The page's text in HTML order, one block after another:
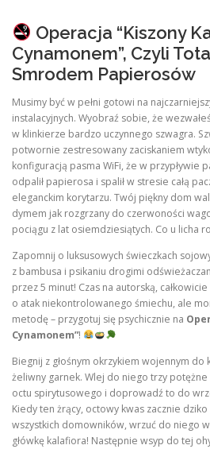
Operacja “Kiszony
Cynamonem”, Czyli
Smrodem Papierosów
Musimy być w pełni gotowi na
instalacyjnych. Wyobraź sobie, że
w klinkierze bardzo uczynnego szwagra.
potwornie zestresowany zaciskaniem
konfiguracją pasma WiFi, że w przypływie
odpalił papierosa i spalił w stresie całą
eleganckim korytarzu. Twój piękny dom
dymem jak rozgrzany do czerwoności
pociągu z lat osiemdziesiątych. Co u licha
Zapomnij o luksusowych świeczkach
z bambusa i psikaniu drogimi
przez 5 minut! Czas na autorską,
o atak niekontrolowanego śmiechu, ale
metodę – przygotuj się psychicznie na
Cynamonem”!
Biegnij z głośnym okrzykiem wojennym do
żeliwny garnek. Wlej do niego trzy
octu spirytusowego i doprowadź to do
Kiedy ten żrący, octowy kwas zacznie dziko
wszystkich domowników, wrzuć do niego
główkę kalafiora! Następnie wsyp do tej